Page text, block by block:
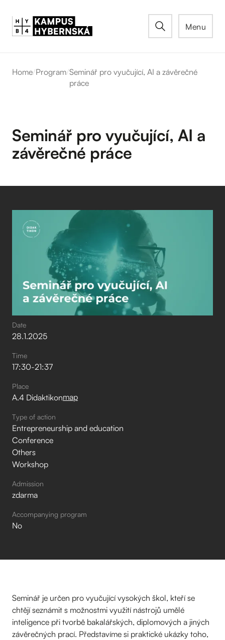
Menu
Home/Program/Seminář pro vyučující, AI a závěrečné
práce
Seminář pro vyučující, AI a
závěrečné práce
Date
28.1.2025
Time
17:30-21:37
Place
A.4 Didaktikonmap
Type of action
Entrepreneurship and education
Conference
Others
Workshop
Admission
zdarma
Accompanying program
No
Seminář je určen pro vyučující vysokých škol, kteří se
chtějí seznámit s možnostmi využití nástrojů umělé
inteligence při tvorbě bakalářských, diplomových a jiných
závěrečných prací. Představíme si praktické ukázky toho,